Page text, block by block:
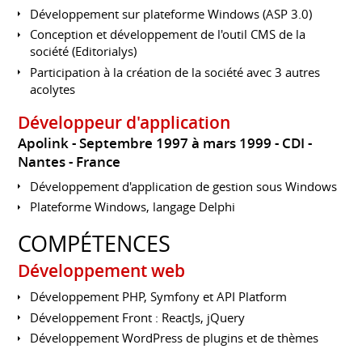
Développement sur plateforme Windows (ASP 3.0)
Conception et développement de l'outil CMS de la
société (Editorialys)
Participation à la création de la société avec 3 autres
acolytes
Développeur d'application
Apolink Septembre 1997 à mars 1999 CDI
Nantes
France
Développement d'application de gestion sous Windows
Plateforme Windows, langage Delphi
COMPÉTENCES
Développement web
Développement PHP, Symfony et API Platform
Développement Front : ReactJs, jQuery
Développement WordPress de plugins et de thèmes